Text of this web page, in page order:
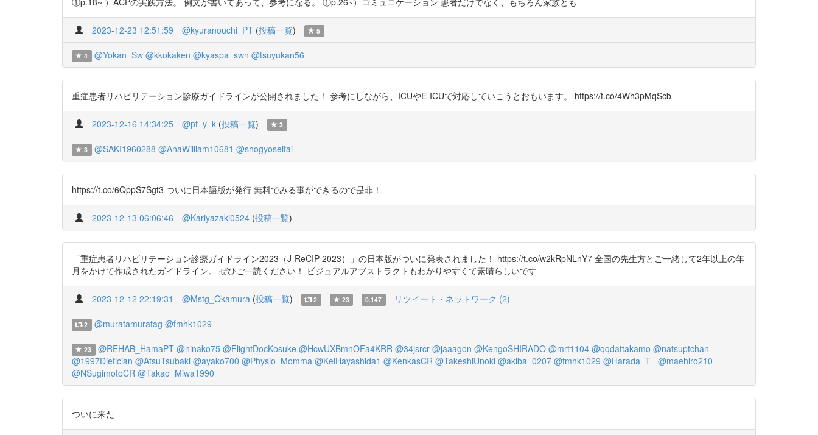
2023-12-23 12:51:59 @kyuranouchi_PT (投稿一覧) 5
4 @Yokan_Sw @kkokaken @kyaspa_swn @tsuyukan56
重症患者リハビリテーション診療ガイドラインが公開されました！ 参考にしながら、ICUやE-ICUで対応していこうとおもいます。 https://t.co/4Wh3pMqScb
2023-12-16 14:34:25 @pt_y_k (投稿一覧) 3
3 @SAKI1960288 @AnaWilliam10681 @shogyoseitai
https://t.co/6QppS7Sgt3 ついに日本語版が発行 無料でみる事ができるので是非！
2023-12-13 06:06:46 @Kariyazaki0524 (投稿一覧)
「重症患者リハビリテーション診療ガイドライン2023（J-ReCIP 2023）」の日本版がついに発表されました！ https://t.co/w2kRpNLnY7 全国の先生方とご一緒して2年以上の年
月をかけて作成されたガイドライン。 ぜひご一読ください！ ビジュアルアブストラクトもわかりやすくて素晴らしいです
2023-12-12 22:19:31 @Mstg_Okamura (投稿一覧) 2 23 0.147 リツイート・ネットワーク (2)
2 @muratamuratag @fmhk1029
23 @REHAB_HamaPT @ninako75 @FlightDocKosuke @HcwUXBmnOFa4KRR @34jsrcr @jaaagon @KengoSHIRADO @mrt1104 @qqdattakamo @natsuptchan
@1997Dietician @AtsuTsubaki @ayako700 @Physio_Momma @KeiHayashida1 @KenkasCR @TakeshiUnoki @akiba_0207 @fmhk1029 @Harada_T_ @maehiro210
@NSugimotoCR @Takao_Miwa1990
ついに来た